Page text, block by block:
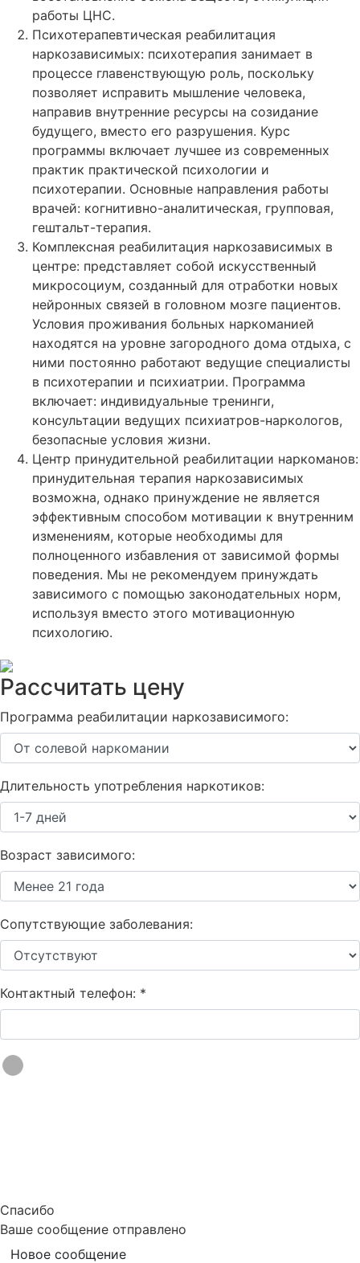
работы ЦНС.
Психотерапевтическая реабилитация
наркозависимых: психотерапия занимает в
процессе главенствующую роль, поскольку
позволяет исправить мышление человека,
направив внутренние ресурсы на созидание
будущего, вместо его разрушения. Курс
программы включает лучшее из современных
практик практической психологии и
психотерапии. Основные направления работы
врачей: когнитивно-аналитическая, групповая,
гештальт-терапия.
Комплексная реабилитация наркозависимых в
центре: представляет собой искусственный
микросоциум, созданный для отработки новых
нейронных связей в головном мозге пациентов.
Условия проживания больных наркоманией
находятся на уровне загородного дома отдыха, с
ними постоянно работают ведущие специалисты
в психотерапии и психиатрии. Программа
включает: индивидуальные тренинги,
консультации ведущих психиатров-наркологов,
безопасные условия жизни.
Центр принудительной реабилитации наркоманов:
принудительная терапия наркозависимых
возможна, однако принуждение не является
эффективным способом мотивации к внутренним
изменениям, которые необходимы для
полноценного избавления от зависимой формы
поведения. Мы не рекомендуем принуждать
зависимого с помощью законодательных норм,
используя вместо этого мотивационную
психологию.
Рассчитать цену
Программа реабилитации наркозависимого:
Длительность употребления наркотиков:
Возраст зависимого:
Сопутствующие заболевания:
Контактный телефон: *
Спасибо
Ваше сообщение отправлено
Новое сообщение